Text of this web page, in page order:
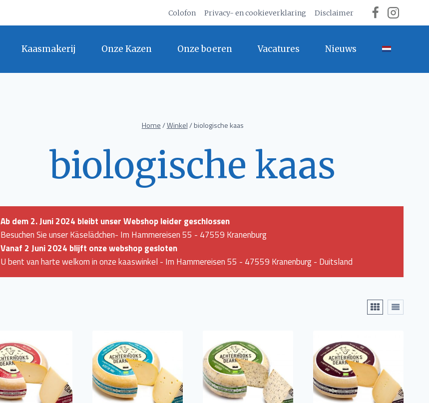
Colofon Privacy- en cookieverklaring Disclaimer
Kaasmakerij Onze Kazen Onze boeren Vacatures Nieuws
Home/Winkel/biologische kaas
biologische kaas
Ab dem 2. Juni 2024 bleibt unser Webshop leider geschlossen
Besuchen Sie unser Käselädchen- Im Hammereisen 55 - 47559 Kranenburg
Vanaf 2 Juni 2024 blijft onze webshop gesloten
U bent van harte welkom in onze kaaswinkel - Im Hammereisen 55 - 47559 Kranenburg - Duitsland